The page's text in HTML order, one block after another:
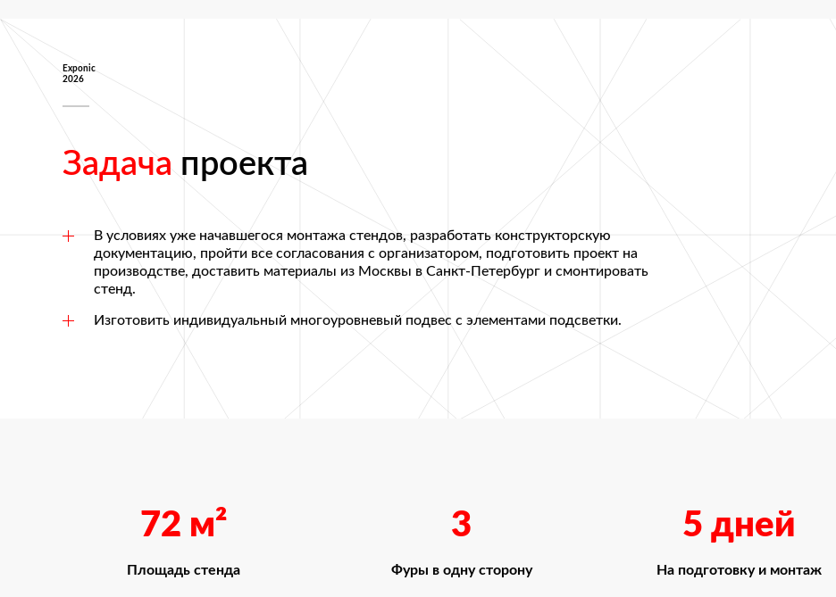
Exponic
2026
Задача проекта
В условиях уже начавшегося монтажа стендов, разработать конструкторскую
документацию, пройти все согласования с организатором, подготовить проект на
производстве, доставить материалы из Москвы в Санкт-Петербург и смонтировать
стенд.
Изготовить индивидуальный многоуровневый подвес с элементами подсветки.
72 м²
Площадь стенда
3
Фуры в одну сторону
5 дней
На подготовку и монтаж